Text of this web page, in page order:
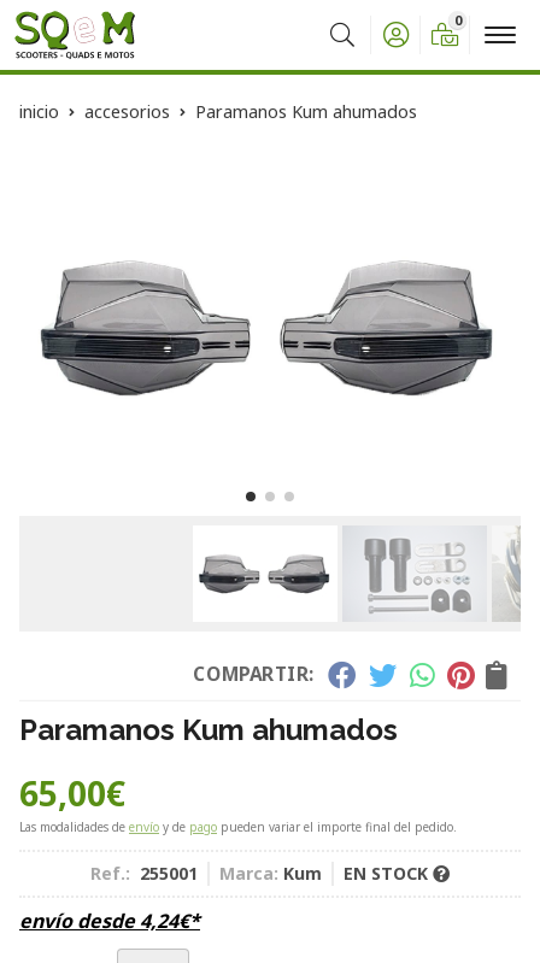
Buscar
0
inicio accesorios Paramanos Kum ahumados
COMPARTIR:
Paramanos Kum ahumados
65,00€
Las modalidades de envío y de pago pueden variar el importe final del pedido.
Ref.: 255001 Marca: Kum EN STOCK
envío desde4,24€*